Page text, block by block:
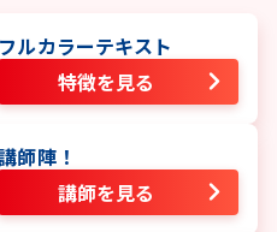
ルカラーテキスト
特徴を見る
師陣！
講師を見る